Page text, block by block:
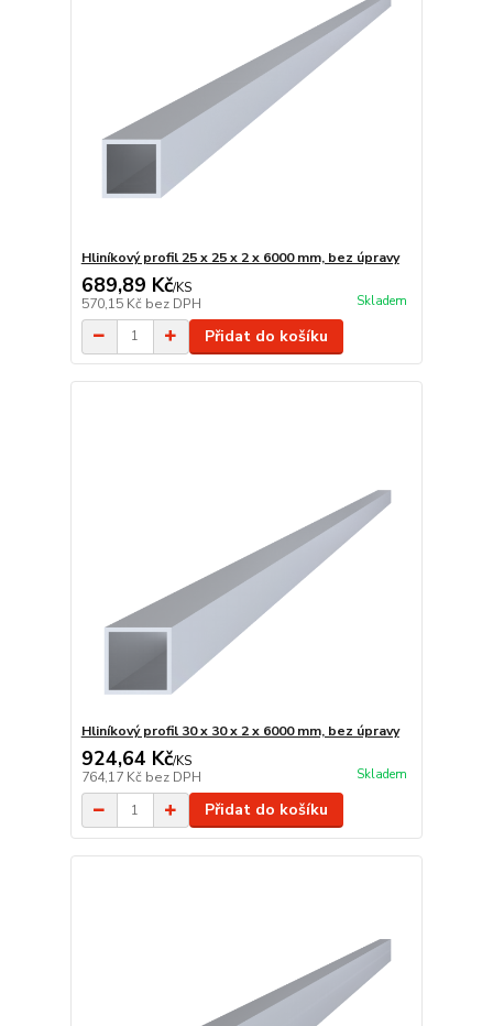
Hliníkový profil 25 x 25 x 2 x 6000 mm, bez úpravy
689,89 Kč/KS
570,15 Kč bez DPH Skladem
Přidat do košíku
Hliníkový profil 30 x 30 x 2 x 6000 mm, bez úpravy
924,64 Kč/KS
764,17 Kč bez DPH Skladem
Přidat do košíku